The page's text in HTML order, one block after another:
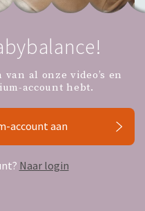
lakentjes voor het bedje
al onze video’s en
account hebt.
account aan
Naar login